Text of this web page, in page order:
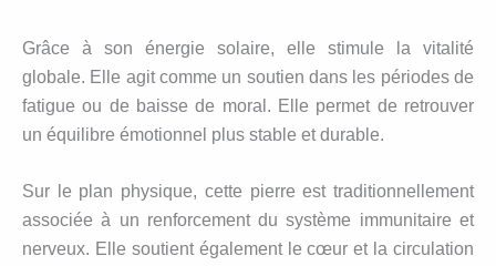
Grâce à son énergie solaire, elle stimule la vitalité
globale. Elle agit comme un soutien dans les périodes de
fatigue ou de baisse de moral. Elle permet de retrouver
un équilibre émotionnel plus stable et durable.
Sur le plan physique, cette pierre est traditionnellement
associée à un renforcement du système immunitaire et
nerveux. Elle soutient également le cœur et la circulation